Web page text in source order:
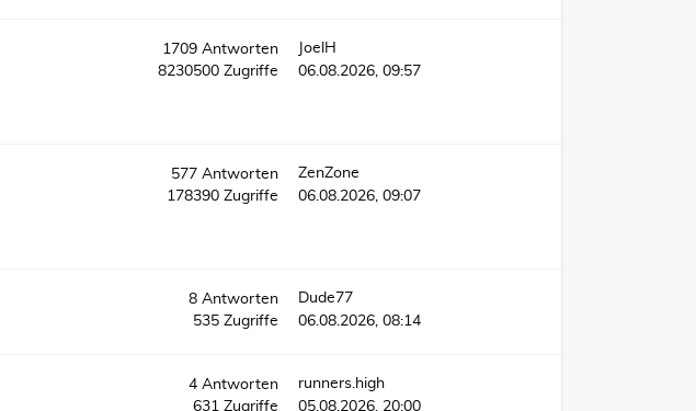
1709Antworten
8230500Zugriffe
JoelH
06.08.2026, 09:57
577Antworten
178390Zugriffe
ZenZone
06.08.2026, 09:07
8Antworten
535Zugriffe
Dude77
06.08.2026, 08:14
4Antworten
631Zugriffe
runners.high
05.08.2026, 20:00